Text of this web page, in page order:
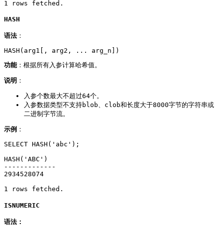
HASH
语法：
HASH(arg1[, arg2, ... arg_n])
功能：根据所有入参计算哈希值。
说明 ：
入参个数最大不超过64个。
入参数据类型不支持blob、clob和长度大于8000字节的字符串或
二进制字节流。
示例 ：
SELECT HASH('abc');
HASH('ABC')
-------------
2934528074
1 rows fetched.
ISNUMERIC
语法：